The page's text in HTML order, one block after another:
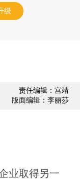
级
责任编辑：宫靖
版面编辑：李丽莎
业取得另一